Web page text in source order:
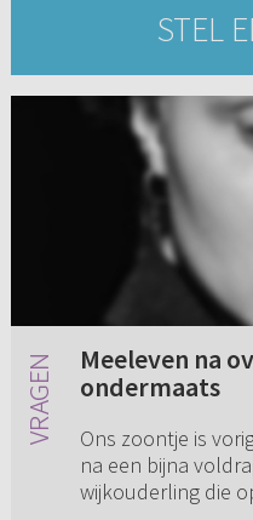
STEL
Meeleven na
ondermaats
Ons zoontje is
na een bijna
wijkouderling die